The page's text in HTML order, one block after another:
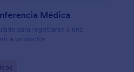
Médica
para registrarse a una
a un doctor